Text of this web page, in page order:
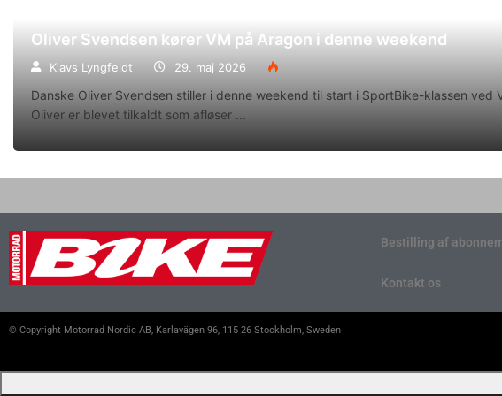
Oliver Svendsen kører VM på Aragon i denne weekend
Klavs Lyngfeldt 29. maj 2026
Danske Oliver Svendsen stiller i denne weekend til start i SportBike-klassen ved
Oliver er blevet tilkaldt som afløser
Bestilling af
Kontakt os
© Copyright Motorrad Nordic AB, Karlavägen 96, 115 26 Stockholm, Sweden